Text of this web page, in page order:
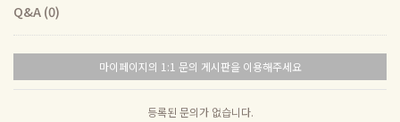
Q&A (0)
마이페이지의 1:1 문의 게시판을 이용해주세요
등록된 문의가 없습니다.